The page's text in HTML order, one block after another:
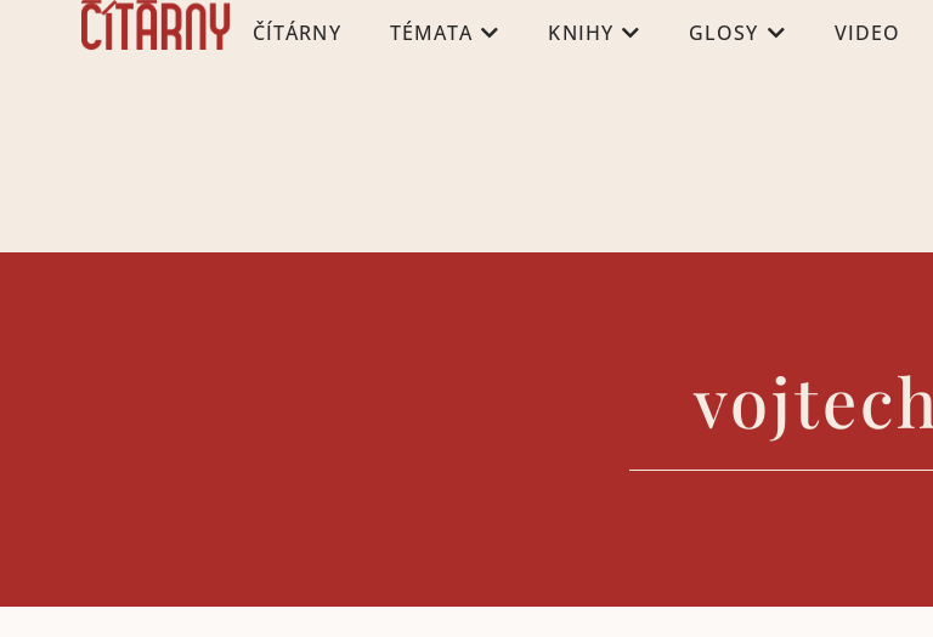
ČÍTÁRNY TÉMATA KNIHY GLOSY VIDEO
vojtech